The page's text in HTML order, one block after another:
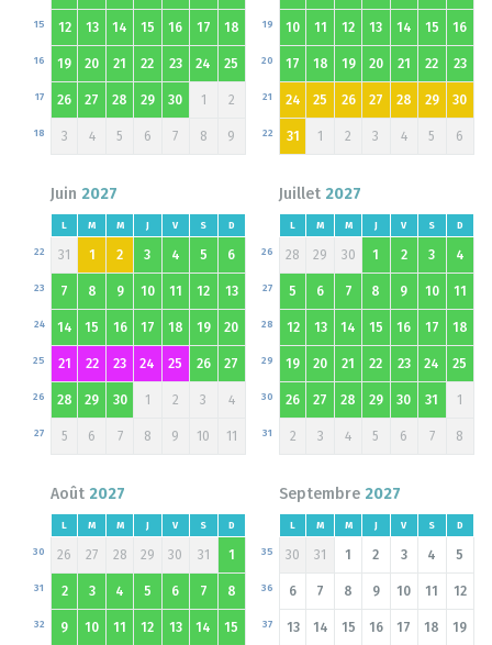
12
15 13 14 15 16 17 18
19
16 20 21 22 23 24 25
26
17 27 28 29 30 1 2
3
18 4 5 6 7 8 9
10
19 11 12 13 14 15 16
17
20 18 19 20 21 22 23
24
21 25 26 27 28 29 30
31
22 1 2 3 4 5 6
Juin 2027
L M M J V S D
31
22 1 2 3 4 5 6
7
23 8 9 10 11 12 13
14
24 15 16 17 18 19 20
21
25 22 23 24 25 26 27
28
26 29 30 1 2 3 4
5
27 6 7 8 9 10 11
Juillet 2027
L M M J V S D
28
26 29 30 1 2 3 4
5
27 6 7 8 9 10 11
12
28 13 14 15 16 17 18
19
29 20 21 22 23 24 25
26
30 27 28 29 30 31 1
2
31 3 4 5 6 7 8
Août 2027
L M M J V S D
26
30 27 28 29 30 31 1
2
31 3 4 5 6 7 8
9
32 10 11 12 13 14 15
Septembre 2027
L M M J V S D
30
35 31 1 2 3 4 5
6
36 7 8 9 10 11 12
13
37 14 15 16 17 18 19